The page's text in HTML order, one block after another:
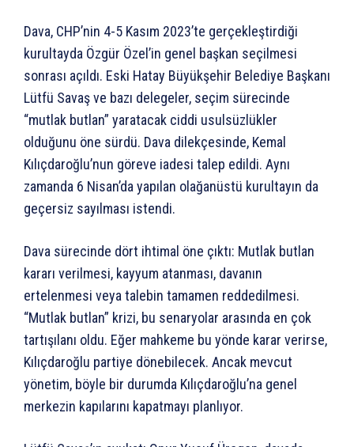
Dava, CHP’nin 4-5 Kasım 2023’te gerçekleştirdiği
kurultayda Özgür Özel’in genel başkan seçilmesi
sonrası açıldı. Eski Hatay Büyükşehir Belediye Başkanı
Lütfü Savaş ve bazı delegeler, seçim sürecinde
“mutlak butlan” yaratacak ciddi usulsüzlükler
olduğunu öne sürdü. Dava dilekçesinde, Kemal
Kılıçdaroğlu’nun göreve iadesi talep edildi. Aynı
zamanda 6 Nisan’da yapılan olağanüstü kurultayın da
geçersiz sayılması istendi.
Dava sürecinde dört ihtimal öne çıktı: Mutlak butlan
kararı verilmesi, kayyum atanması, davanın
ertelenmesi veya talebin tamamen reddedilmesi.
“Mutlak butlan” krizi, bu senaryolar arasında en çok
tartışılanı oldu. Eğer mahkeme bu yönde karar verirse,
Kılıçdaroğlu partiye dönebilecek. Ancak mevcut
yönetim, böyle bir durumda Kılıçdaroğlu’na genel
merkezin kapılarını kapatmayı planlıyor.